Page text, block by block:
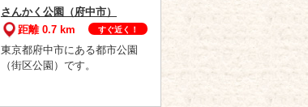
さんかく公園（府中市）
距離 0.7 km
すぐ近く！
東京都府中市にある都市公園
（街区公園）です。